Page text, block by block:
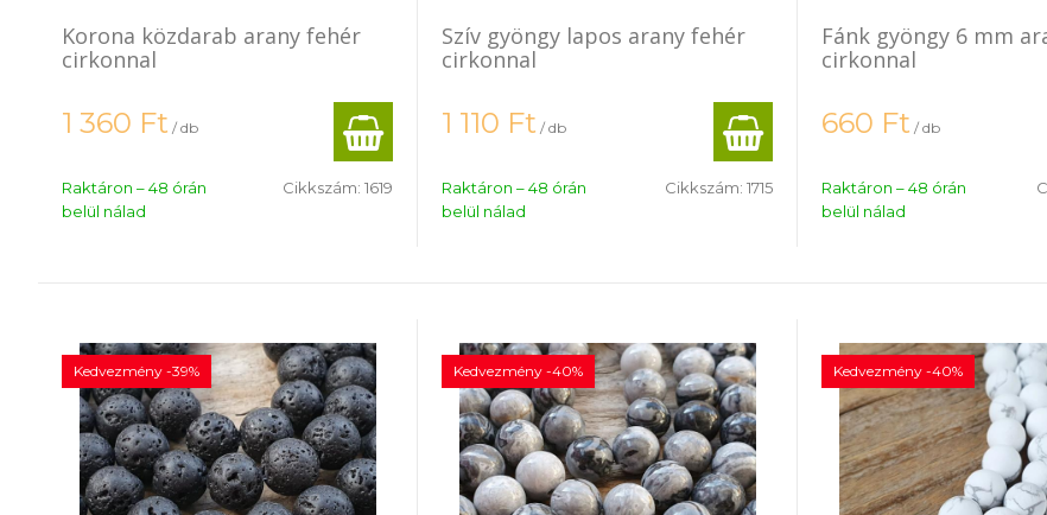
Korona közdarab arany fehér
cirkonnal
1 360 Ft / db
Raktáron – 48 órán
belül nálad
Cikkszám: 1619
Szív gyöngy lapos arany fehér
cirkonnal
1 110 Ft / db
Raktáron – 48 órán
belül nálad
Cikkszám: 1715
Fánk gyöngy 6 mm
cirkonnal
660 Ft / db
Raktáron – 48 órán
belül nálad
Kedvezmény -39% Kedvezmény -40% Kedvezmény -40%